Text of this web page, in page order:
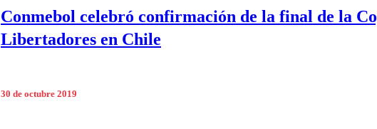
Conmebol celebró confirmación de la final de la
Libertadores en Chile
30 de octubre 2019